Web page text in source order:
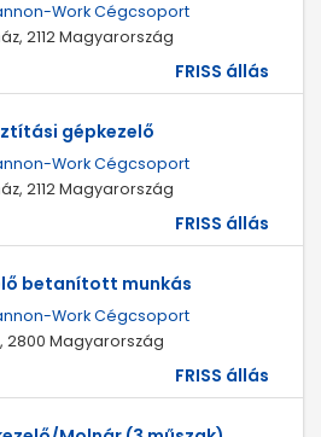
Work Cégcsoport
2112 Magyarország
FRISS állás
gépkezelő
Work Cégcsoport
2112 Magyarország
FRISS állás
betanított munkás
Work Cégcsoport
2800 Magyarország
FRISS állás